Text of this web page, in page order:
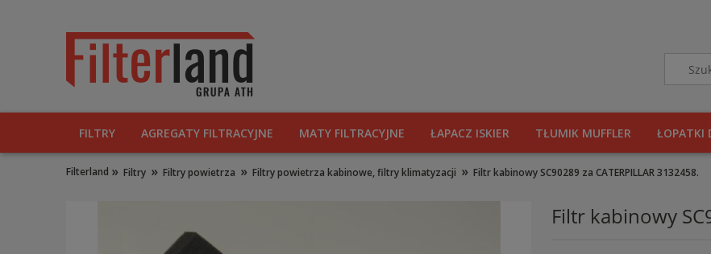
FILTRY AGREGATY FILTRACYJNE MATY FILTRACYJNE ŁAPACZ ISKIER TŁUMIK MUFFLER ŁOPATKI
Filterland » Filtry » Filtry powietrza » Filtry powietrza kabinowe, filtry klimatyzacji » Filtr kabinowy SC90289 za CATERPILLAR 3132458.
Filtr kabinowy